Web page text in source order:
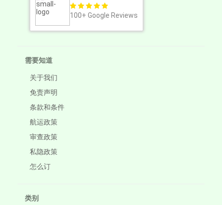
100+ Google Reviews
需要知道
关于我们
免责声明
条款和条件
航运政策
审查政策
私隐政策
怎么订
类别